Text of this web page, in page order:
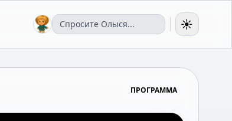
☀️
ПРОГРАММА